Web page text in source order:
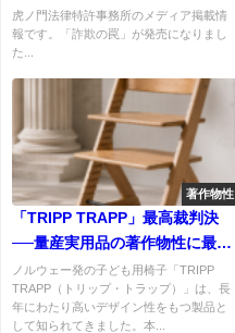
虎ノ門法律特許事務所のメディア掲載情
報です。「詐欺の罠」が発売になりまし
た...
著作物性
「TRIPP TRAPP」最高裁判決
──量産実用品の著作物性に最高
裁が初めて明確な基準を示した
意義
ノルウェー発の子ども用椅子「TRIPP
TRAPP（トリップ・トラップ）」は、長
年にわたり高いデザイン性をもつ製品と
して知られてきました。本...